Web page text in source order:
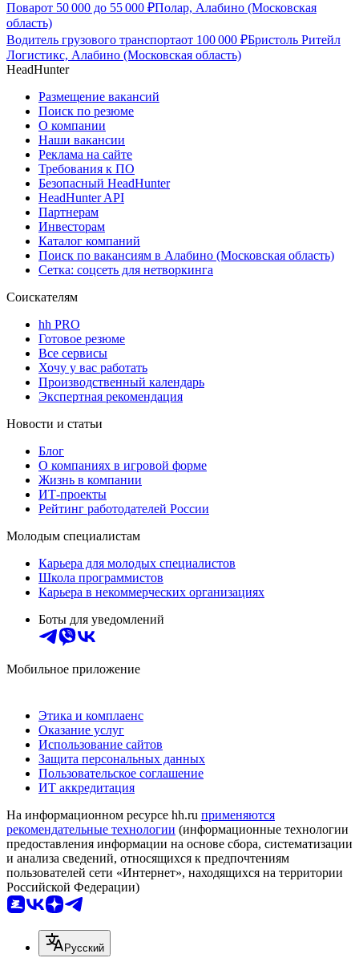
Поварот 50 000 до 55 000 ₽Полар, Алабино (Московская
область)
Водитель грузового транспортаот 100 000 ₽Бристоль Ритейл
Логистикс, Алабино (Московская область)
HeadHunter
Размещение вакансий
Поиск по резюме
О компании
Наши вакансии
Реклама на сайте
Требования к ПО
Безопасный HeadHunter
HeadHunter API
Партнерам
Инвесторам
Каталог компаний
Поиск по вакансиям в Алабино (Московская область)
Сетка: соцсеть для нетворкинга
Соискателям
hh PRO
Готовое резюме
Все сервисы
Хочу у вас работать
Производственный календарь
Экспертная рекомендация
Новости и статьи
Блог
О компаниях в игровой форме
Жизнь в компании
ИТ-проекты
Рейтинг работодателей России
Молодым специалистам
Карьера для молодых специалистов
Школа программистов
Карьера в некоммерческих организациях
Боты для уведомлений
Мобильное приложение
Этика и комплаенс
Оказание услуг
Использование сайтов
Защита персональных данных
Пользовательское соглашение
ИТ аккредитация
На информационном ресурсе hh.ru применяются
рекомендательные технологии (информационные технологии
предоставления информации на основе сбора, систематизации
и анализа сведений, относящихся к предпочтениям
пользователей сети «Интернет», находящихся на территории
Российской Федерации)
Русский